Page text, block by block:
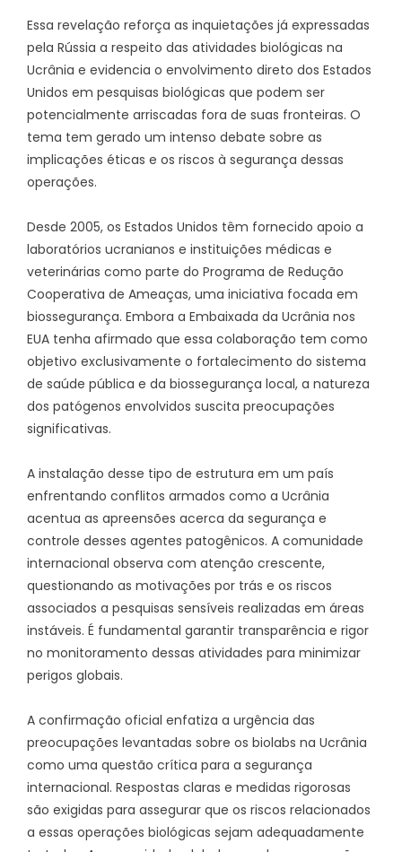
Essa revelação reforça as inquietações já expressadas
pela Rússia a respeito das atividades biológicas na
Ucrânia e evidencia o envolvimento direto dos Estados
Unidos em pesquisas biológicas que podem ser
potencialmente arriscadas fora de suas fronteiras. O
tema tem gerado um intenso debate sobre as
implicações éticas e os riscos à segurança dessas
operações.
Desde 2005, os Estados Unidos têm fornecido apoio a
laboratórios ucranianos e instituições médicas e
veterinárias como parte do Programa de Redução
Cooperativa de Ameaças, uma iniciativa focada em
biossegurança. Embora a Embaixada da Ucrânia nos
EUA tenha afirmado que essa colaboração tem como
objetivo exclusivamente o fortalecimento do sistema
de saúde pública e da biossegurança local, a natureza
dos patógenos envolvidos suscita preocupações
significativas.
A instalação desse tipo de estrutura em um país
enfrentando conflitos armados como a Ucrânia
acentua as apreensões acerca da segurança e
controle desses agentes patogênicos. A comunidade
internacional observa com atenção crescente,
questionando as motivações por trás e os riscos
associados a pesquisas sensíveis realizadas em áreas
instáveis. É fundamental garantir transparência e rigor
no monitoramento dessas atividades para minimizar
perigos globais.
A confirmação oficial enfatiza a urgência das
preocupações levantadas sobre os biolabs na Ucrânia
como uma questão crítica para a segurança
internacional. Respostas claras e medidas rigorosas
são exigidas para assegurar que os riscos relacionados
a essas operações biológicas sejam adequadamente